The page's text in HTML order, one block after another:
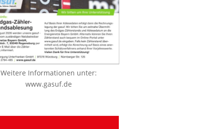
Weitere Informationen unter:
www.gasuf.de